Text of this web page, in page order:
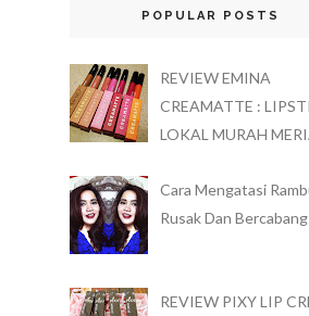
POPULAR POSTS
REVIEW EMINA
CREAMATTE :
LOKAL MURAH
Cara Mengatasi
Rusak Dan Bercabang
REVIEW PIXY LIP